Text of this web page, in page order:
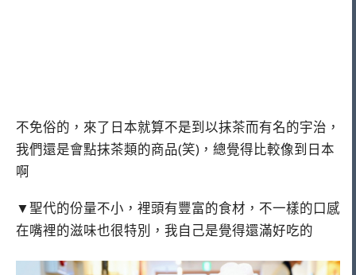
不免俗的，來了日本就算不是到以抹茶而有名的宇治，
我們還是會點抹茶類的商品(笑)，總覺得比較像到日本
啊
▼聖代的份量不小，裡頭有豐富的食材，不一樣的口感
在嘴裡的滋味也很特別，我自己是覺得還滿好吃的